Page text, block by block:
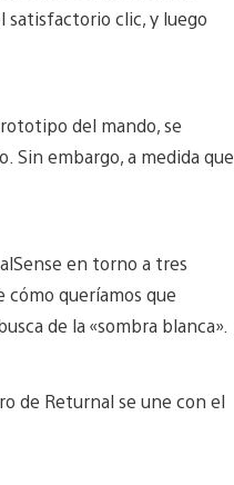
clic, y luego
del mando, se
Sin embargo, a medida que
en torno a tres
cómo queríamos que
de la «sombra blanca».
de Returnal se une con el